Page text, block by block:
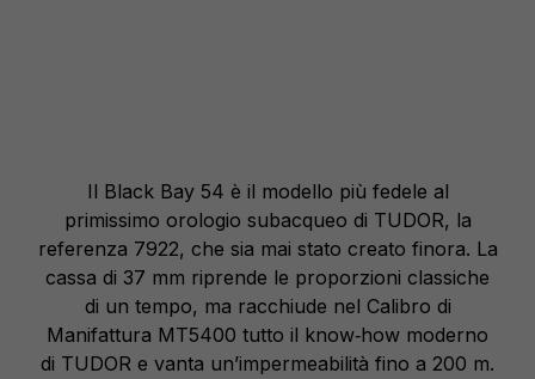
Il Black Bay 54 è il modello più fedele al
primissimo orologio subacqueo di TUDOR, la
referenza 7922, che sia mai stato creato finora. La
cassa di 37 mm riprende le proporzioni classiche
di un tempo, ma racchiude nel Calibro di
Manifattura MT5400 tutto il know‑how moderno
di TUDOR e vanta un’impermeabilità fino a 200 m.